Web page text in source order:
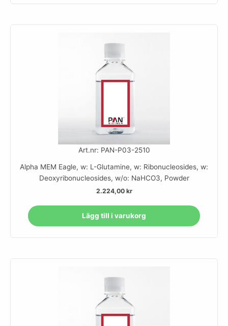
Art.nr: PAN-P03-2510
Alpha MEM Eagle, w: L-Glutamine, w: Ribonucleosides, w:
Deoxyribonucleosides, w/o: NaHCO3, Powder
2.224,00 kr
Lägg till i varukorg